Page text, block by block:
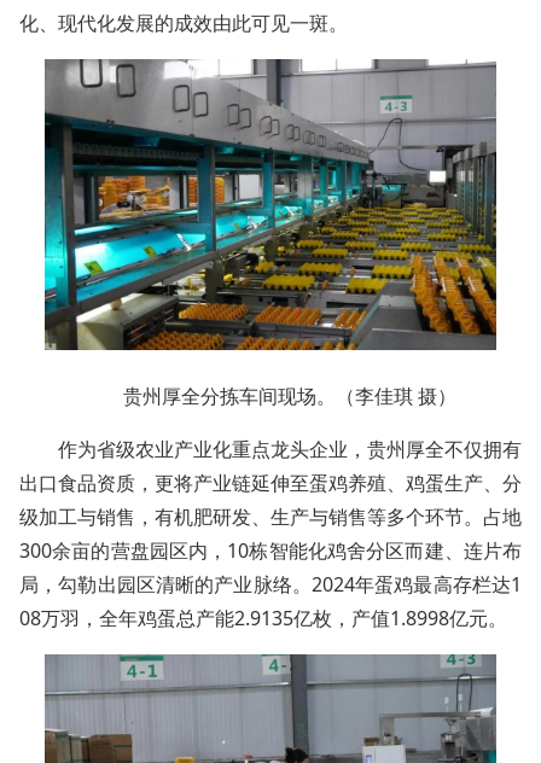
化、现代化发展的成效由此可见一斑。
贵州厚全分拣车间现场。（李佳琪 摄）
作为省级农业产业化重点龙头企业，贵州厚全不仅拥有
出口食品资质，更将产业链延伸至蛋鸡养殖、鸡蛋生产、分
级加工与销售，有机肥研发、生产与销售等多个环节。占地
300余亩的营盘园区内，10栋智能化鸡舍分区而建、连片布
局，勾勒出园区清晰的产业脉络。2024年蛋鸡最高存栏达1
08万羽，全年鸡蛋总产能2.9135亿枚，产值1.8998亿元。